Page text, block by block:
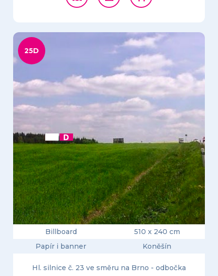
25D
Billboard
510 x 240 cm
Papír i banner
Koněšín
Hl. silnice č. 23 ve směru na Brno - odbočka